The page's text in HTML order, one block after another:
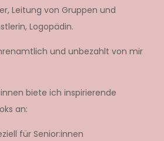
Leitung von Gruppen und
Logopädin.
und unbezahlt von mir
biete ich inspirierende
an:
für Senior:innen